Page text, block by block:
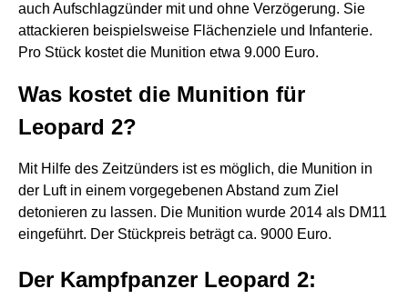
auch Aufschlagzünder mit und ohne Verzögerung. Sie
attackieren beispielsweise Flächenziele und Infanterie.
Pro Stück kostet die Munition etwa 9.000 Euro.
Was kostet die Munition für
Leopard 2?
Mit Hilfe des Zeitzünders ist es möglich, die Munition in
der Luft in einem vorgegebenen Abstand zum Ziel
detonieren zu lassen. Die Munition wurde 2014 als DM11
eingeführt. Der Stückpreis beträgt ca. 9000 Euro.
Der Kampfpanzer Leopard 2: